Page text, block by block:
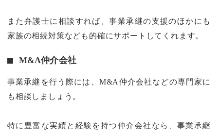
また弁護士に相談すれば、事業承継の支援のほかにも
家族の相続対策なども的確にサポートしてくれます。
M&A仲介会社
事業承継を行う際には、M&A仲介会社などの専門家に
も相談しましょう。
特に豊富な実績と経験を持つ仲介会社なら、事業承継